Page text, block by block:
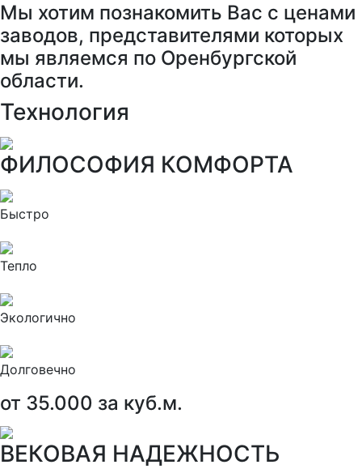
Мы хотим познакомить Вас с ценами
заводов, представителями которых
мы являемся по Оренбургской
области.
Технология
ФИЛОСОФИЯ КОМФОРТА
Быстро
Тепло
Экологично
Долговечно
от 35.000 за куб.м.
ВЕКОВАЯ НАДЕЖНОСТЬ